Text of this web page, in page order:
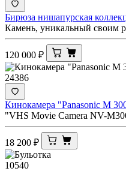
Бирюза нишапурская
Камень, уникальный своим
120 000 ₽
24386
Кинокамера "Panasonic M
"VHS Movie Camera NV-
18 200 ₽
10540